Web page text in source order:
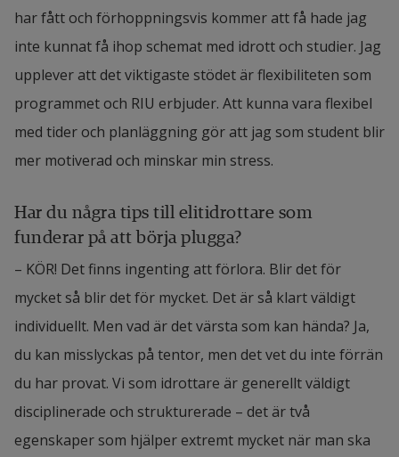
har fått och förhoppningsvis kommer att få hade jag
inte kunnat få ihop schemat med idrott och studier. Jag
upplever att det viktigaste stödet är flexibiliteten som
programmet och RIU erbjuder. Att kunna vara flexibel
med tider och planläggning gör att jag som student blir
mer motiverad och minskar min stress.
Har du några tips till elitidrottare som
funderar på att börja plugga?
– KÖR! Det finns ingenting att förlora. Blir det för
mycket så blir det för mycket. Det är så klart väldigt
individuellt. Men vad är det värsta som kan hända? Ja,
du kan misslyckas på tentor, men det vet du inte förrän
du har provat. Vi som idrottare är generellt väldigt
disciplinerade och strukturerade – det är två
egenskaper som hjälper extremt mycket när man ska